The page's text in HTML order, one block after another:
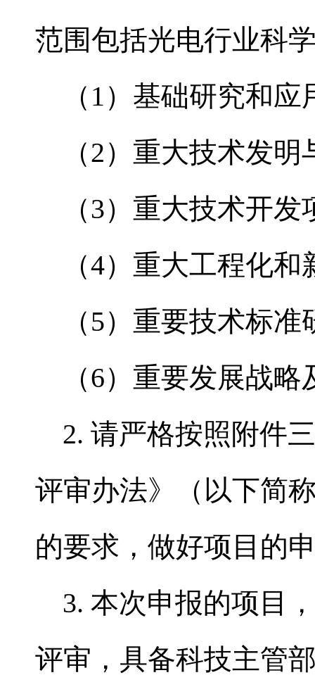
范围包括光电行业科
（ 1）基础研究和应
（2）重大技术发明
（3）重大技术开发
（4）重大工程化和
（5）重要技术标准
（6）重要发展战略
2. 请严格按照附件
评审办法》（以下简
的要求，做好项目的
3. 本次申报的项目
评审，具备科技主管